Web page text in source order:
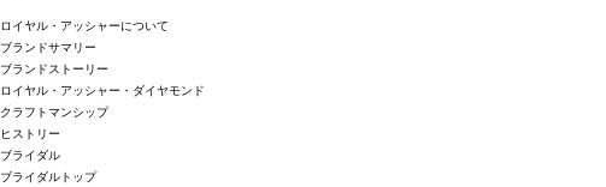
ロイヤル・アッシャーについて
ブランドサマリー
ブランドストーリー
ロイヤル・アッシャー・ダイヤモンド
クラフトマンシップ
ヒストリー
ブライダル
ブライダルトップ